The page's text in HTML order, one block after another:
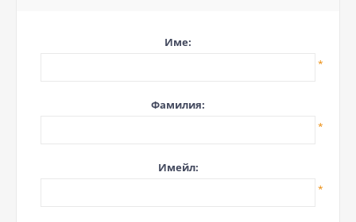
Име:
*
Фамилия:
*
Имейл:
*